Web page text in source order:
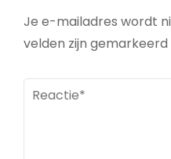
Je e-mailadres wordt
velden zijn
Reactie*